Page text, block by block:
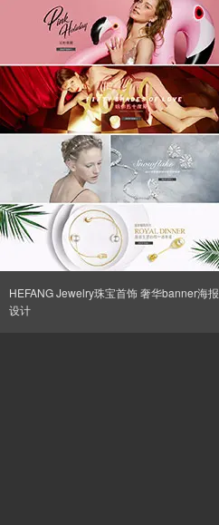
HEFANG Jewelry珠宝首饰 奢华banner海报
设计